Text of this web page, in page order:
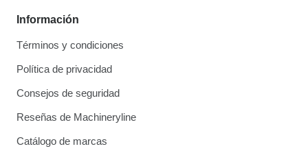
Información
Términos y condiciones
Política de privacidad
Consejos de seguridad
Reseñas de Machineryline
Catálogo de marcas